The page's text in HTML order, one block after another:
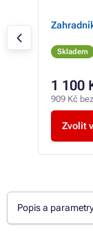
Skladem
1 100
909 Kč
Zvolit
Popis a